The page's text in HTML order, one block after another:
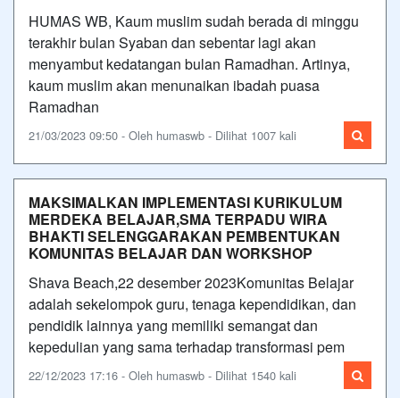
HUMAS WB, Kaum muslim sudah berada di minggu
terakhir bulan Syaban dan sebentar lagi akan
menyambut kedatangan bulan Ramadhan. Artinya,
kaum muslim akan menunaikan ibadah puasa
Ramadhan
21/03/2023 09:50 - Oleh humaswb - Dilihat 1007 kali
MAKSIMALKAN IMPLEMENTASI KURIKULUM
MERDEKA BELAJAR,SMA TERPADU WIRA
BHAKTI SELENGGARAKAN PEMBENTUKAN
KOMUNITAS BELAJAR DAN WORKSHOP
Shava Beach,22 desember 2023Komunitas Belajar
adalah sekelompok guru, tenaga kependidikan, dan
pendidik lainnya yang memiliki semangat dan
kepedulian yang sama terhadap transformasi pem
22/12/2023 17:16 - Oleh humaswb - Dilihat 1540 kali